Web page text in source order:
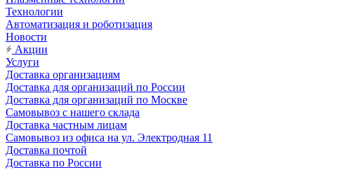
Технологии
Автоматизация и роботизация
Новости
Акции
Услуги
Доставка организациям
Доставка для организаций по России
Доставка для организаций по Москве
Самовывоз с нашего склада
Доставка частным лицам
Самовывоз из офиса на ул. Электродная 11
Доставка почтой
Доставка по России